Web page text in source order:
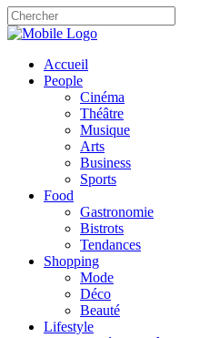
Accueil
People
Cinéma
Théâtre
Musique
Arts
Business
Sports
Food
Gastronomie
Bistrots
Tendances
Shopping
Mode
Déco
Beauté
Lifestyle